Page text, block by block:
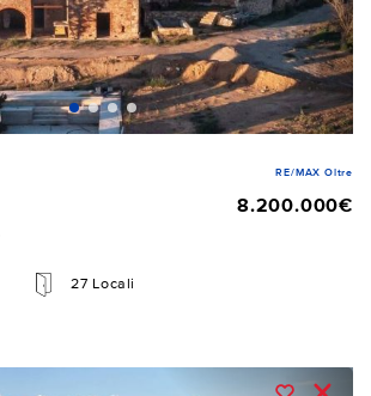
RE/MAX Oltre
8.200.000€
27 Locali